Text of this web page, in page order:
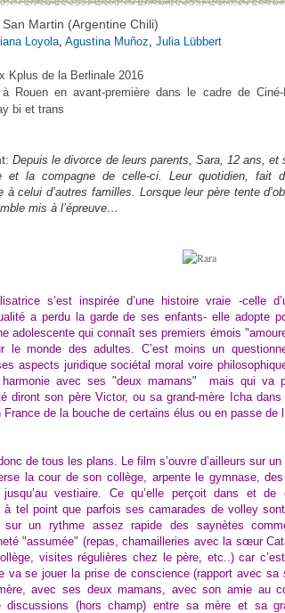
San Martin (Argentine Chili)
Loyola, Agustina Muñoz, Julia Lübbert
Kplus de la Berlinale 2016
à Rouen en avant-première dans le cadre de
bi et trans
Depuis le divorce de leurs parents, Sara, 12 ans,
et la compagne de celle-ci. Leur quotidien, fait
à celui d’autres familles. Lorsque leur père tente
mis à l’épreuve…
s’est inspirée d’une histoire vraie -celle
a perdu la garde de ses enfants- elle adopte
adolescente quiconnaît ses premiers émois "
le monde des adultes. C’est moinsun
aspects juridique sociétal moral voire
avec ses "deux mamans" mais qui va
diront son père Victor, ou sa grand-mère Icha dans
France de la bouche de certains élus ou en passe de
de tous les plans. Le film s’ouvre d’ailleurs sur un
la cour de son collège, arpente le gymnase,
vestiaire. Ce qu’elle perçoit dans et de
à tel point que parfois ses camarades de volley
sur un rythme assez rapide des saynètes
"assumée" (repas, chamailleries avec la sœur
visites régulières chez le père, etc..)car
va se jouer laprise de conscience (rapport avec
avec ses deux mamans, avec son amie au
discussions (hors champ) entre sa mère et sa